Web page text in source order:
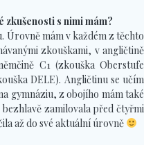
zkušenosti s nimi mám?
Úrovně mám v každém z těchto
zkouškami, v angličtině
C1 (zkouška Oberstufe
DELE). Angličtinu se učím
gymnáziu, z obojího mám také
zamilovala před čtyřmi
až do své aktuální úrovně